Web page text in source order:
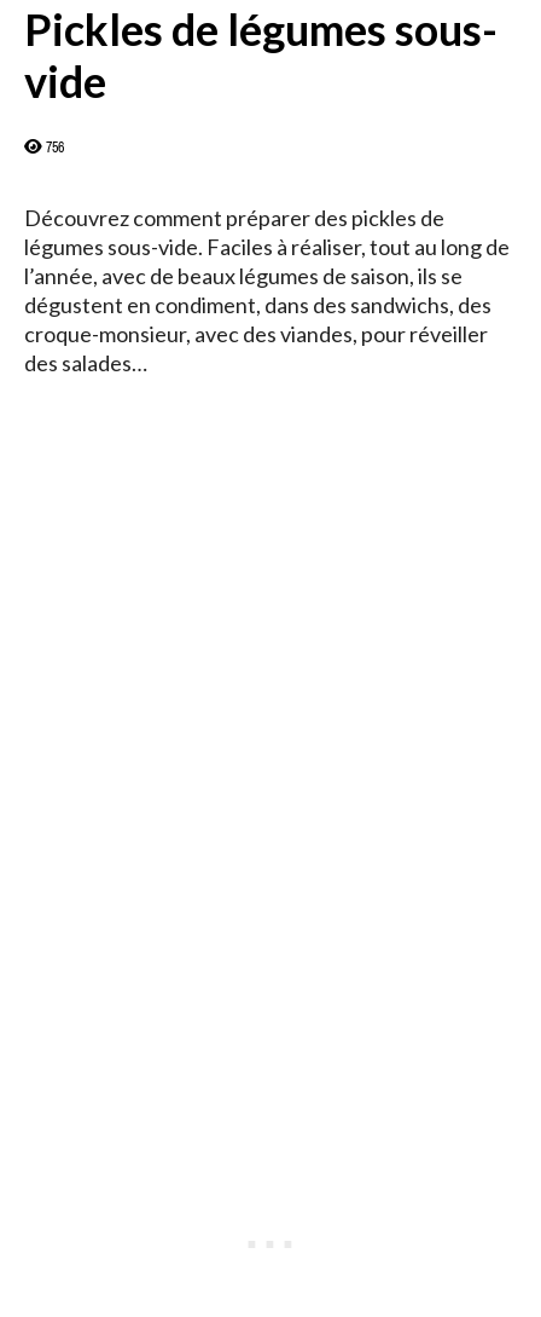
Pickles de légumes sous-
vide
756
Découvrez comment préparer des pickles de
légumes sous-vide. Faciles à réaliser, tout au long de
l’année, avec de beaux légumes de saison, ils se
dégustent en condiment, dans des sandwichs, des
croque-monsieur, avec des viandes, pour réveiller
des salades…